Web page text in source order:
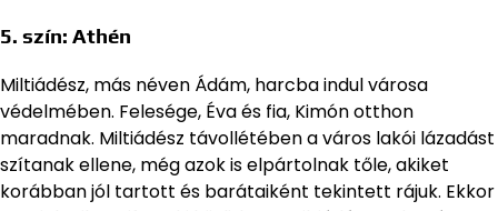
5. szín: Athén
Miltiádész, más néven Ádám, harcba indul városa
védelmében. Felesége, Éva és fia, Kimón otthon
maradnak. Miltiádész távollétében a város lakói lázadást
szítanak ellene, még azok is elpártolnak tőle, akiket
korábban jól tartott és barátaiként tekintett rájuk. Ekkor